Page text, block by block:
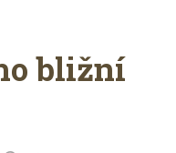
bližní